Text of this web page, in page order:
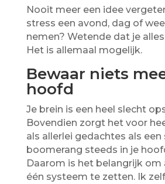
Nooit meer een idee
stress een avond, dag of
nemen? Wetende dat je
Het is allemaal mogelijk.
Bewaar niets
hoofd
Je brein is een heel slecht
Bovendien zorgt het voor
als allerlei gedachtes als
boomerang steeds in je
Daarom is het belangrijk om
één systeem te zetten. Ik